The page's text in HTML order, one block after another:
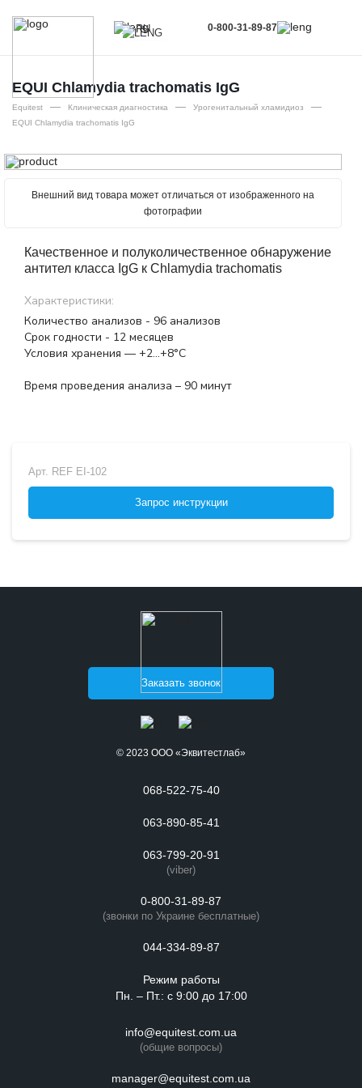
RU
RU
0-800-31-89-87
EQUI Chlаmydia trachomatis IgG
Equitest — Клиническая диагностика — Урогенитальный хламидиоз —
EQUI Chlаmydia trachomatis IgG
Внешний вид товара может отличаться от изображенного на
фотографии
Качественное и полуколичественное обнаружение
антител класса IgG к Chlamydia trachomatis
Характеристики:
Количество анализов - 96 анализов
Срок годности - 12 месяцев
Условия хранения — +2…+8°С
Время проведения анализа – 90 минут
Арт. REF EI-102
Запрос инструкции
Заказать звонок
© 2023 ООО «Эквитестлаб»
068-522-75-40
063-890-85-41
063-799-20-91
(viber)
0-800-31-89-87
(звонки по Украине бесплатные)
044-334-89-87
Режим работы
Пн. – Пт.: с 9:00 до 17:00
info@equitest.com.ua
(общие вопросы)
manager@equitest.com.ua